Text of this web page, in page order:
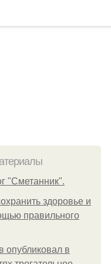
"Сметанник".
здоровье и
правильного
опубликовал в